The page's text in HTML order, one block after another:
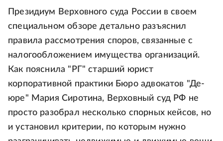
Президиум Верховного суда России в своем
специальном обзоре детально разъяснил
правила рассмотрения споров, связанные с
налогообложением имущества организаций.
Как пояснила "РГ" старший юрист
корпоративной практики Бюро адвокатов "Де-
юре" Мария Сиротина, Верховный суд РФ не
просто разобрал несколько спорных кейсов, но
и установил критерии, по которым нужно